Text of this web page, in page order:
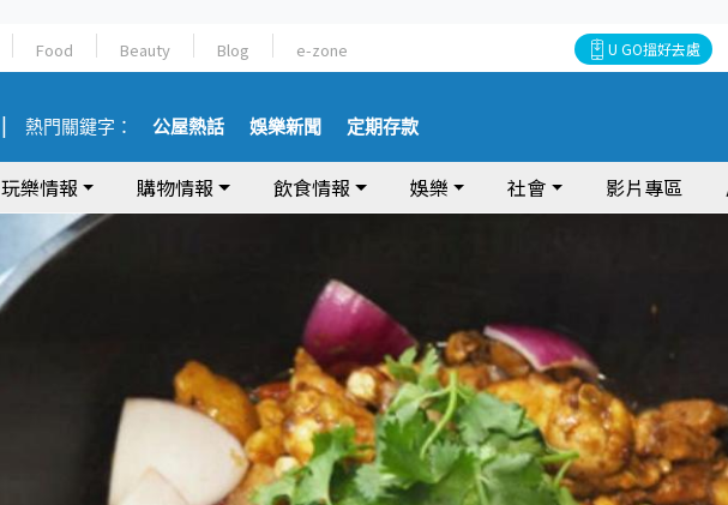
Food Beauty Blog e-zone U GO搵好去處
熱門關鍵字： 公屋熱話 娛樂新聞 定期存款
玩樂情報 購物情報 飲食情報 娛樂 社會 影片專區